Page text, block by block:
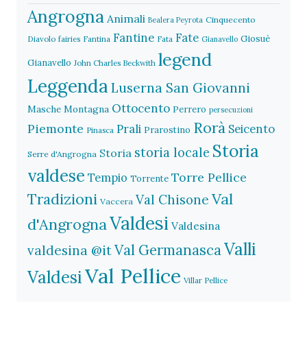
Angrogna Animali Bealera Peyrota Cinquecento
Diavolo fairies Fantina Fantine Fata Fate Gianavello Giosuè
Gianavello John Charles Beckwith legend
Leggenda Luserna San Giovanni
Masche Montagna Ottocento Perrero persecuzioni
Piemonte Pinasca Prali Prarostino Rorà Seicento
Serre d'Angrogna Storia storia locale Storia
valdese Tempio Torrente Torre Pellice
Tradizioni Vaccera Val Chisone Val
d'AngrognaValdesi Valdesina
valdesina @itVal GermanascaValli
ValdesiVal Pellice Villar Pellice